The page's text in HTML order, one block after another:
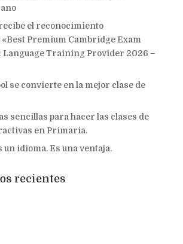
el reconocimiento
Premium Cambridge Exam
Language Training Provider 2026 –
se convierte en la mejor clase de
sencillas para hacer las clases de
en Primaria.
un idioma. Es una ventaja.
recientes